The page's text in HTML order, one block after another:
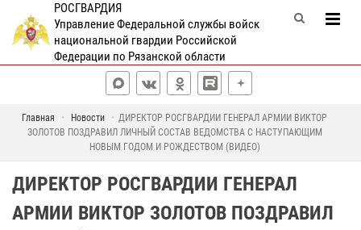
РОСГВАРДИЯ
Управление Федеральной службы войск
национальной гвардии Российской
Федерации по Рязанской области
Главная Новости
ДИРЕКТОР РОСГВАРДИИ ГЕНЕРАЛ АРМИИ ВИКТОР
ЗОЛОТОВ ПОЗДРАВИЛ ЛИЧНЫЙ СОСТАВ ВЕДОМСТВА С НАСТУПАЮЩИМ
НОВЫМ ГОДОМ И РОЖДЕСТВОМ (ВИДЕО)
ДИРЕКТОР РОСГВАРДИИ ГЕНЕРАЛ
АРМИИ ВИКТОР ЗОЛОТОВ ПОЗДРАВИЛ